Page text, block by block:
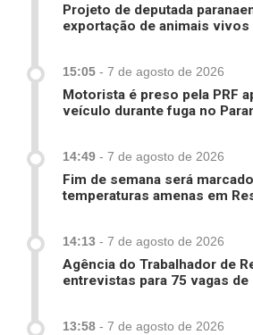
Projeto de deputada
exportação de animais vivos
15:05 - 7 de agosto de 2026
Motorista é preso pela PRF
veículo durante fuga no
14:49 - 7 de agosto de 2026
Fim de semana será
temperaturas amenas em
14:13 - 7 de agosto de 2026
Agência do Trabalhador de
entrevistas para 75 vagas de
13:58 - 7 de agosto de 2026